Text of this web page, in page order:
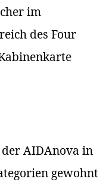
im
des Four
AIDAnova in
gewohnt